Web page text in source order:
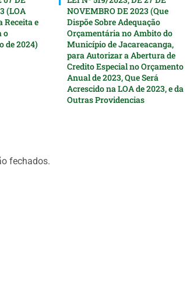
(LOA
Receita e
o
de 2024)
NOVEMBRO DE 2023 (Que
Dispõe Sobre Adequação
Orçamentária no Ambito do
Município de Jacareacanga,
para Autorizar a Abertura de
Credito Especial nо Orçamento
Anual de 2023, Que Será
Acrescido na LOA de 2023, e da
Outras Providencias
fechados.